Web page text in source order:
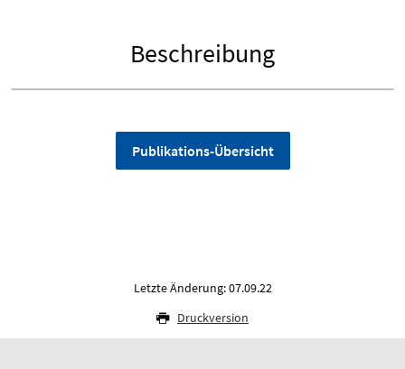
Beschreibung
Publikations-Übersicht
Letzte Änderung: 07.09.22
Druckversion